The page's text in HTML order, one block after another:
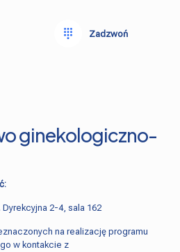
Zadzwoń
ginekologiczno-
Dyrekcyjna 2-4, sala 162
na realizację programu
w kontakcie z